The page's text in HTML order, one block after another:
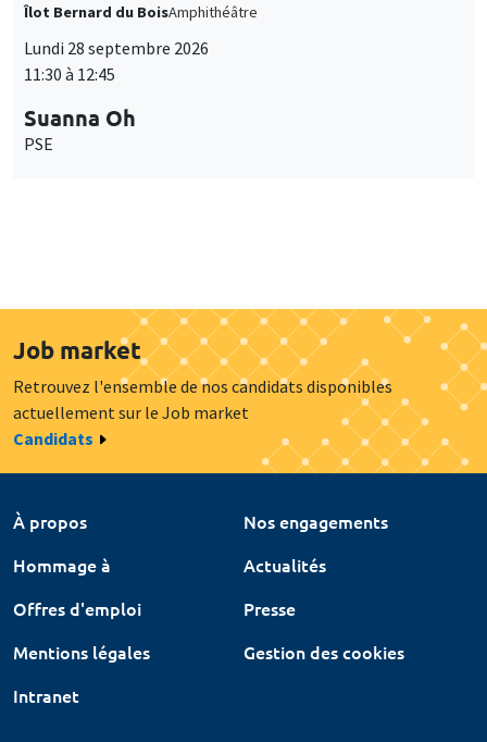
Îlot Bernard du BoisAmphithéâtre
Lundi 28 septembre 2026
11:30 à 12:45
Suanna Oh
PSE
Job market
Retrouvez l'ensemble de nos candidats disponibles
actuellement sur le Job market
Candidats
À propos
Nos engagements
Hommage à
Actualités
Offres d'emploi
Presse
Mentions légales
Gestion des cookies
Intranet